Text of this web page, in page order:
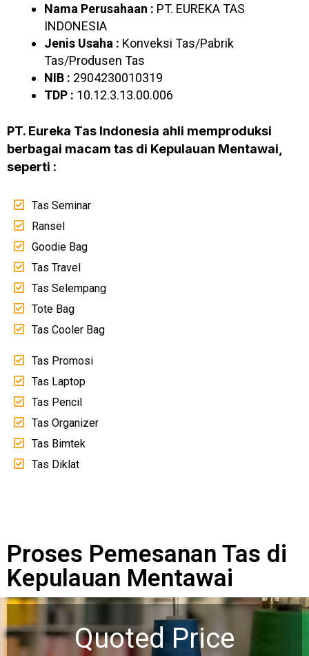
Nama Perusahaan : PT. EUREKA TAS
INDONESIA
Jenis Usaha : Konveksi Tas/Pabrik
Tas/Produsen Tas
NIB : 2904230010319
TDP : 10.12.3.13.00.006
PT. Eureka Tas Indonesia ahli memproduksi
berbagai macam tas di Kepulauan Mentawai,
seperti :
Tas Seminar
Ransel
Goodie Bag
Tas Travel
Tas Selempang
Tote Bag
Tas Cooler Bag
Tas Promosi
Tas Laptop
Tas Pencil
Tas Organizer
Tas Bimtek
Tas Diklat
Proses Pemesanan Tas di
Kepulauan Mentawai
Quoted Price